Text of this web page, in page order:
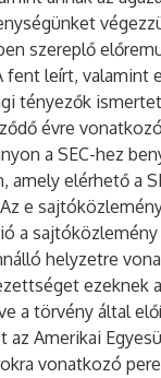
szereplő
fent leírt, valamint
tényezők
évre
a SEC-hez
amely elérhető a
e
a sajtóközlemény
helyzetre
ezeknek
a törvény által
az Amerikai
vonatkozó